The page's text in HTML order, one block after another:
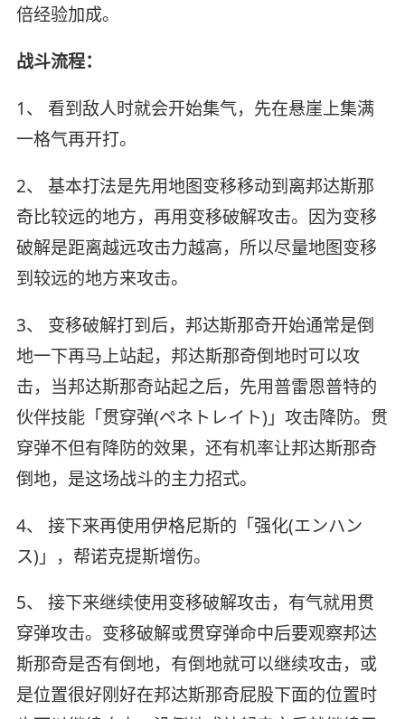
倍经验加成。
战斗流程：
1、 看到敌人时就会开始集气，先在悬崖上集满
一格气再开打。
2、 基本打法是先用地图变移移动到离邦达斯那
奇比较远的地方，再用变移破解攻击。因为变移
破解是距离越远攻击力越高，所以尽量地图变移
到较远的地方来攻击。
3、 变移破解打到后，邦达斯那奇开始通常是倒
地一下再马上站起，邦达斯那奇倒地时可以攻
击，当邦达斯那奇站起之后，先用普雷恩普特的
伙伴技能「贯穿弹(ペネトレイト)」攻击降防。贯
穿弹不但有降防的效果，还有机率让邦达斯那奇
倒地，是这场战斗的主力招式。
4、 接下来再使用伊格尼斯的「强化(エンハン
ス)」，帮诺克提斯增伤。
5、 接下来继续使用变移破解攻击，有气就用贯
穿弹攻击。变移破解或贯穿弹命中后要观察邦达
斯那奇是否有倒地，有倒地就可以继续攻击，或
是位置很好刚好在邦达斯那奇屁股下面的位置时